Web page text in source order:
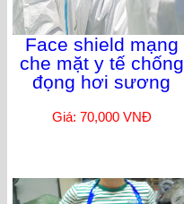
Face shield mạng
che mặt y tế chống
đọng hơi sương
Giá: 70,000 VNĐ